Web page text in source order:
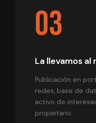
03
La llevamos al
Publicación en
redes, base de
activo de
propietario.